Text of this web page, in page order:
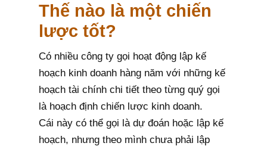
Thế nào là một chiến
lược tốt?
Có nhiều công ty gọi hoạt động lập kế
hoạch kinh doanh hàng năm với những kế
hoạch tài chính chi tiết theo từng quý gọi
là hoạch định chiến lược kinh doanh.
Cái này có thể gọi là dự đoán hoặc lập kế
hoạch, nhưng theo mình chưa phải lập